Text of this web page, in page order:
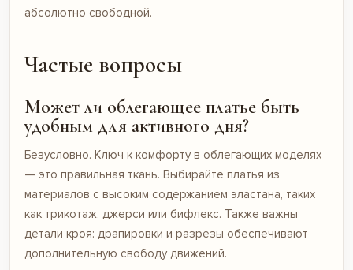
абсолютно свободной.
Частые вопросы
Может ли облегающее платье быть
удобным для активного дня?
Безусловно. Ключ к комфорту в облегающих моделях
— это правильная ткань. Выбирайте платья из
материалов с высоким содержанием эластана, таких
как трикотаж, джерси или бифлекс. Также важны
детали кроя: драпировки и разрезы обеспечивают
дополнительную свободу движений.